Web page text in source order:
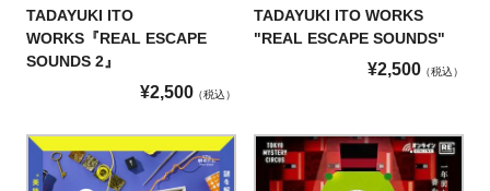
TADAYUKI ITO
WORKS『REAL ESCAPE
SOUNDS 2』
¥2,500 税込
TADAYUKI ITO WORKS
"REAL ESCAPE SOUNDS"
¥2,500 税込